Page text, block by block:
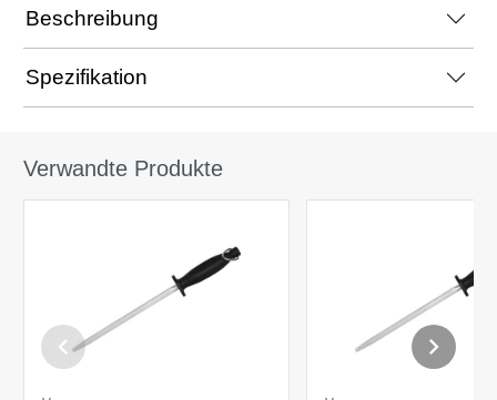
Beschreibung
Spezifikation
Verwandte Produkte